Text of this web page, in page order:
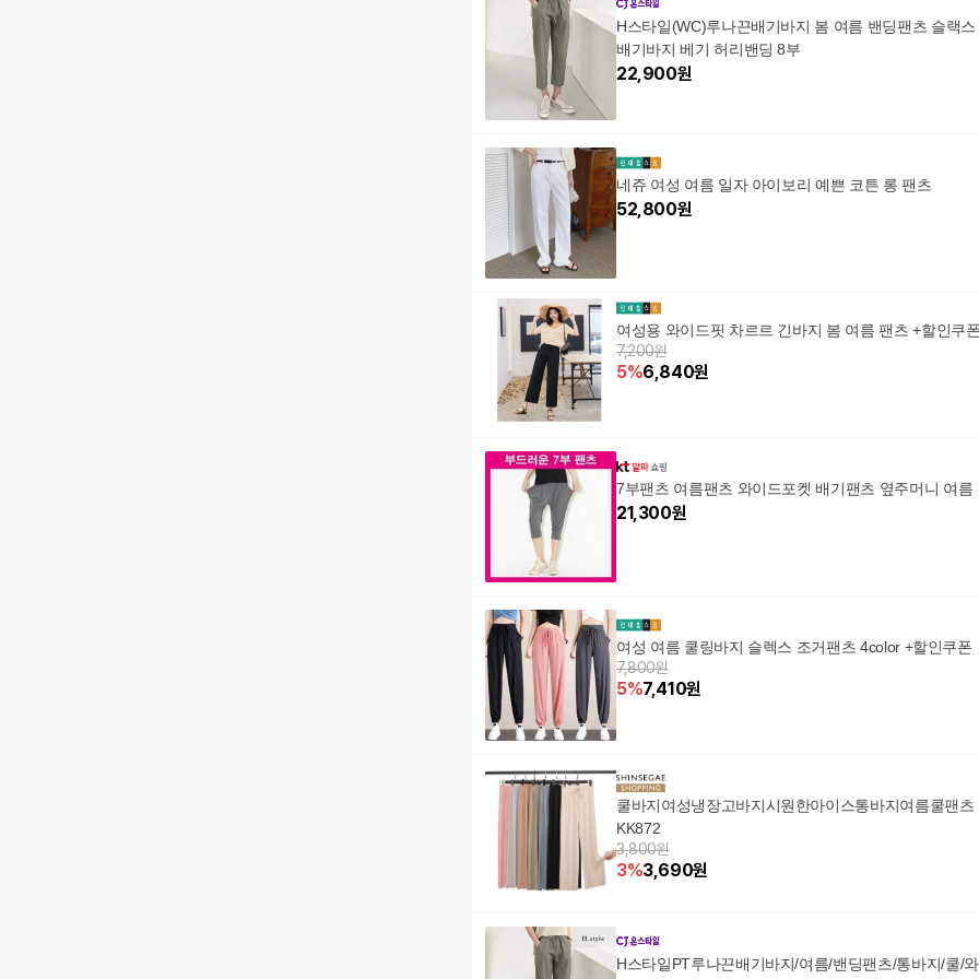
H스타일(WC)루나끈배기바지 봄 여름 밴딩팬츠 슬랙스
배기바지 베기 허리밴딩 8부
22,900원
네쥬 여성 여름 일자 아이보리 예쁜 코튼 롱 팬츠
52,800원
여성용 와이드핏 차르르 긴바지 봄 여름 팬츠 +할인쿠
7,200원
5%6,840원
7부팬츠 여름팬츠 와이드포켓 배기팬츠 옆주머니 여름
21,300원
여성 여름 쿨링바지 슬렉스 조거팬츠 4color +할인쿠폰
7,800원
5%7,410원
쿨바지여성냉장고바지시원한아이스통바지여름쿨팬츠
KK872
3,800원
3%3,690원
H스타일PT루나끈배기바지/여름/밴딩팬츠/통바지/쿨/와